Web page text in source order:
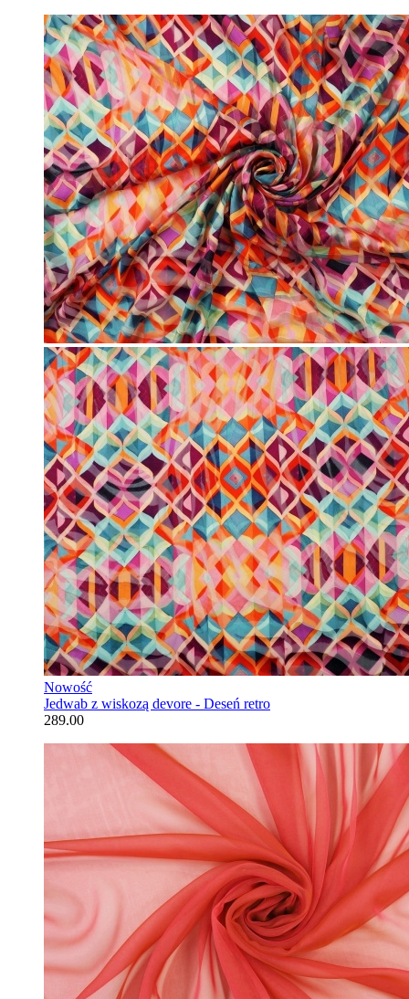
Nowość
Jedwab z wiskozą devore - Deseń retro
289.00